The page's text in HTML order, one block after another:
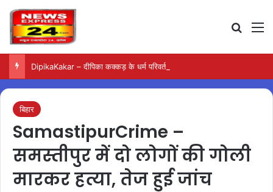
बिहार
SamastipurCrime –
समस्तीपुर में दो लोगों की गोली
मारकर हत्या, तेज हुई जांच